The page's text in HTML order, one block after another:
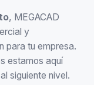
, MEGACAD
y
para tu empresa.
estamos aquí
siguiente nivel.